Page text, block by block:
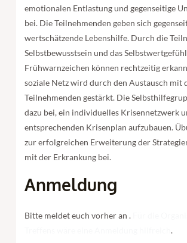
emotionalen Entlastung und gegenseitige
bei. Die Teilnehmenden geben sich
wertschätzende Lebenshilfe. Durch die
Selbstbewusstsein und das
Frühwarnzeichen können rechtzeitig
soziale Netz wird durch den Austausch mit
Teilnehmenden gestärkt. Die
dazu bei, ein individuelles Krisennetzwerk
entsprechenden Krisenplan aufzubauen.
zur erfolgreichen Erweiterung der
mit der Erkrankung bei.
Anmeldung
Bitte meldet euch vorher an .
Treffens wäre eine Anmeldung hilfreich.